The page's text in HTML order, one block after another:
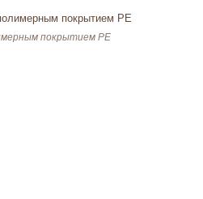
покрытием PE